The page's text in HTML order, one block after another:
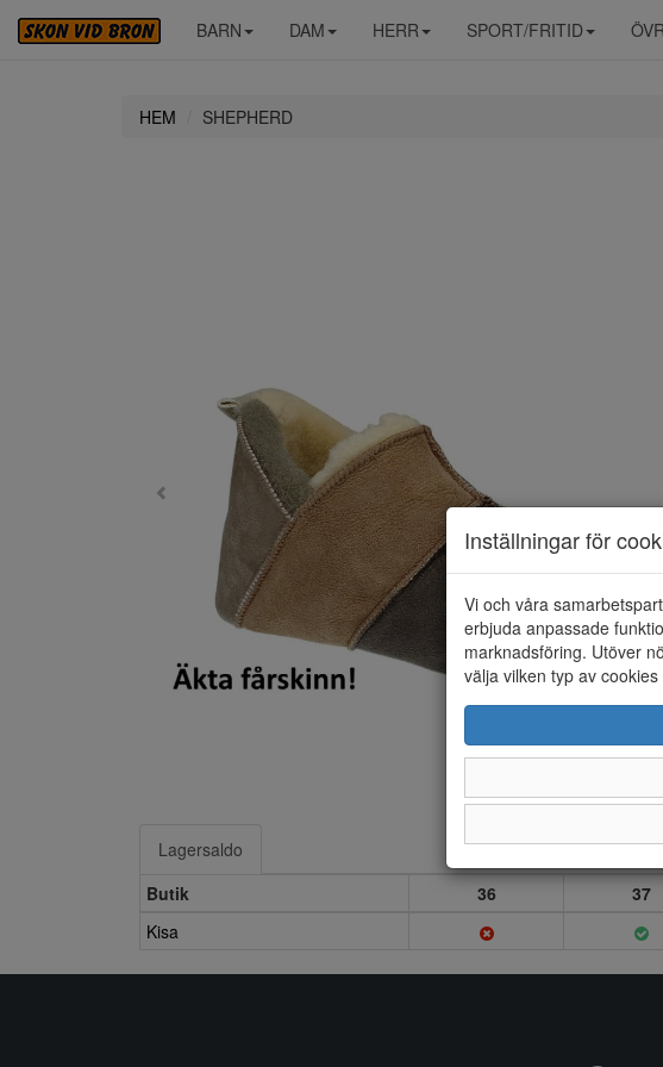
BARN DAM HERR SPORT/FRITID
HEM SHEPHERD
Lagersaldo
Butik
36 37
Kisa
Inställningar för
Vi och våra
erbjuda anpassade
marknadsföring. Utöver
välja vilken typ av